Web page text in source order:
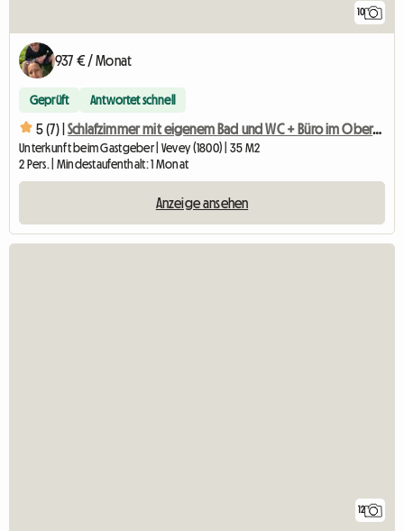
10
937 € / Monat
Geprüft Antwortet schnell
5 (7) | Schlafzimmer mit eigenem Bad und WC + Büro im Obergeschoss mit Galerie
Unterkunft beim Gastgeber | Vevey (1800) | 35 M2
2 Pers. | Mindestaufenthalt: 1 Monat
Anzeige ansehen
12